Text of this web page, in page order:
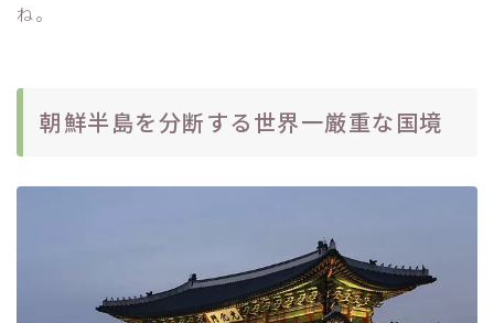
ね。
朝鮮半島を分断する世界一厳重な国境